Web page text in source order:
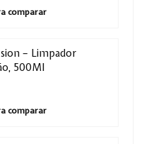
comparar
– Limpador
500Ml
comparar